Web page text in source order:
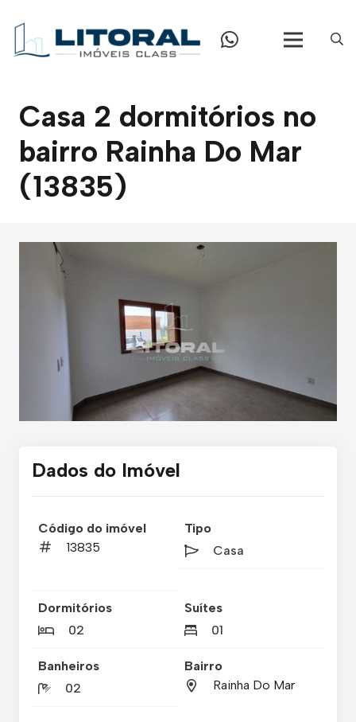
Casa 2 dormitórios no
bairro Rainha Do Mar
(13835)
Dados do Imóvel
Código do imóvel
13835
Tipo
Casa
Dormitórios
02
Suítes
01
Banheiros
02
Bairro
Rainha Do Mar